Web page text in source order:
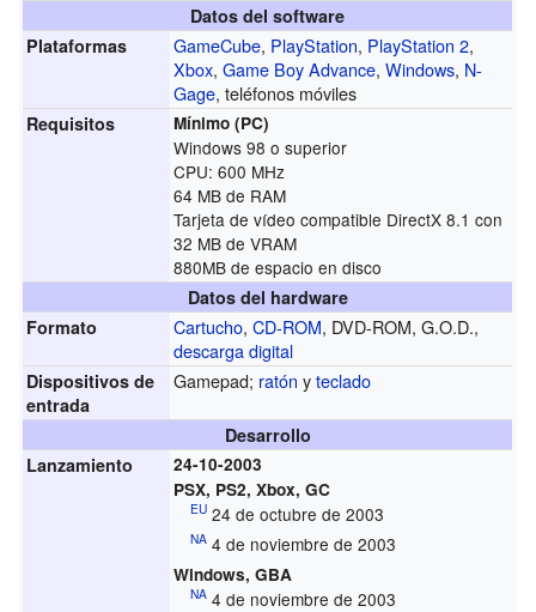
Datos del software
Plataformas
GameCube, PlayStation, PlayStation 2,
Xbox,Game Boy Advance,Windows, N-
Gage, teléfonos móviles
Requisitos Mínimo (PC)
Windows 98 o superior
CPU: 600 MHz
64 MB de RAM
Tarjeta de vídeo compatible DirectX 8.1 con
32 MB de VRAM
880MB de espacio en disco
Datos del hardware
Formato
Cartucho,CD-ROM, DVD-ROM, G.O.D.,
descarga digital
Dispositivos de
entrada
Gamepad; ratón yteclado
Desarrollo
Lanzamiento
24-10-2003
PSX, PS2, Xbox, GC
EU24 de octubre de 2003
NA4 de noviembre de 2003
Windows, GBA
NA4 de noviembre de 2003